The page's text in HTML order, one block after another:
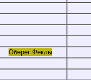
Оберег Феклы